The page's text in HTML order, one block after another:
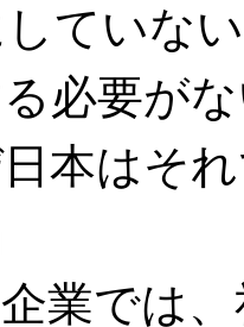
ていな
必要が
本はそ
業では